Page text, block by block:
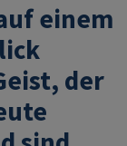
einem
der